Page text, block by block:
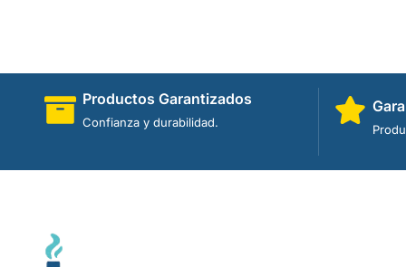
Productos Garantizados
Confianza y durabilidad.